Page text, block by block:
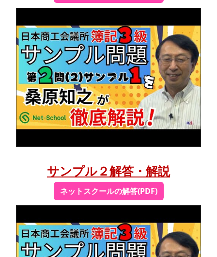
サンプル２解答・解説
ネットスクールの解答(PDF)